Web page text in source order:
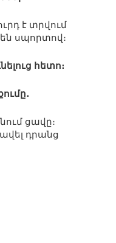
է տրվում
սպորտով։
հետո։
ցավը։
դրանց